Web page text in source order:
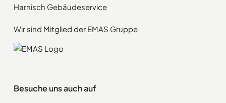
Harnisch Gebäudeservice
Wir sind Mitglied der EMAS Gruppe
Besuche uns auch auf